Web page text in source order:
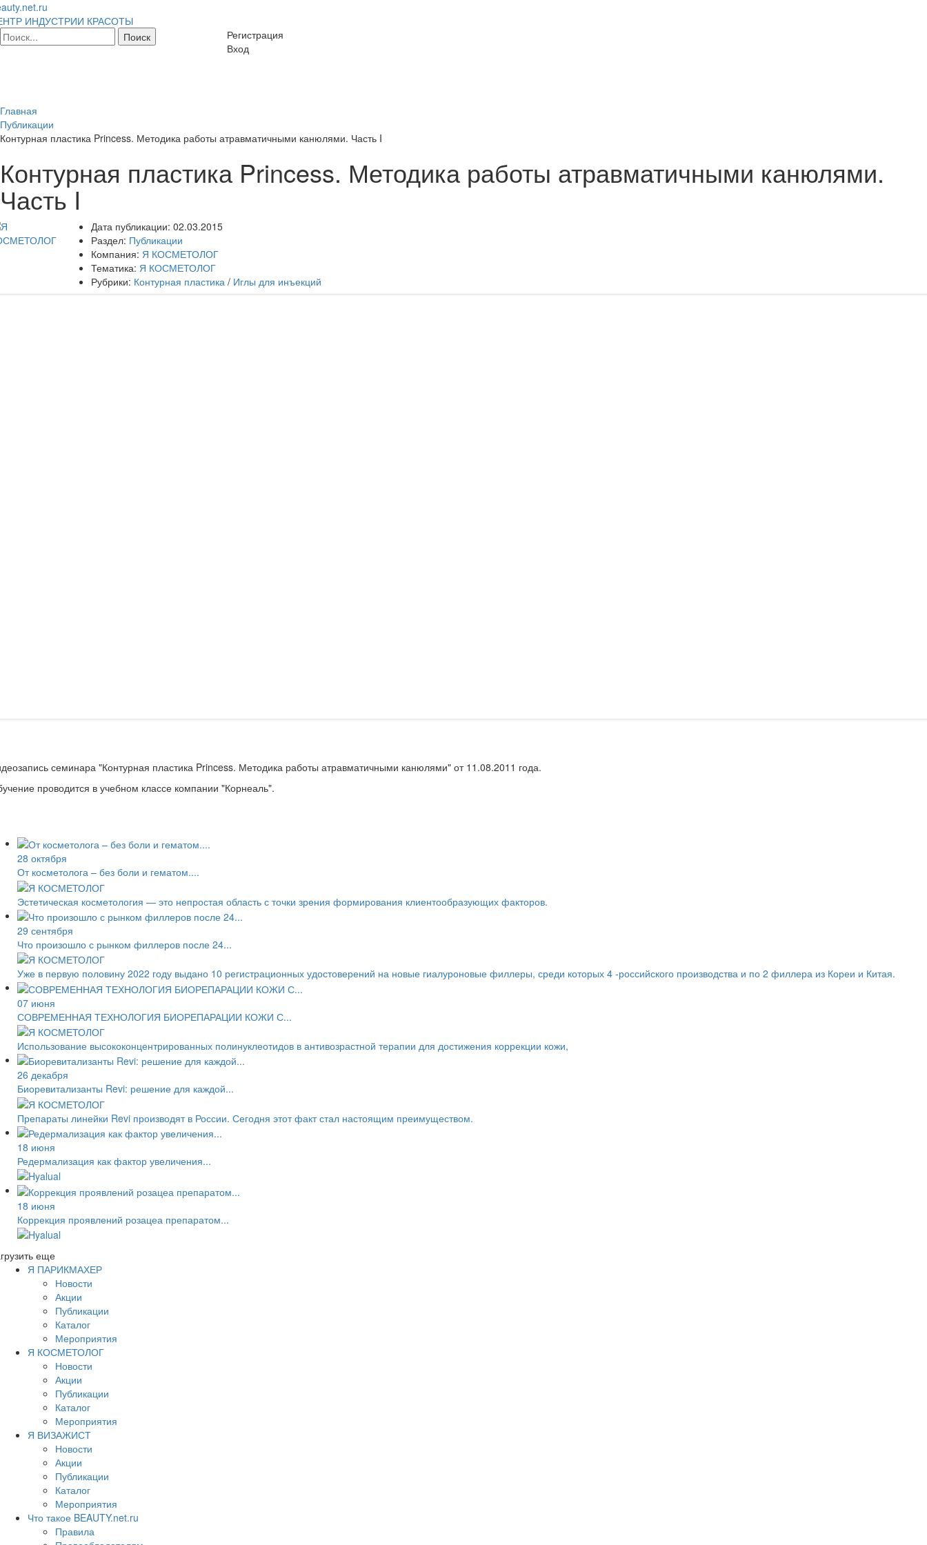
ИНДУСТРИИ КРАСОТЫ
Регистрация
Вход
Главная
Публикации
Контурная пластика Princess. Методика работы атравматичными канюлями. Часть I
Контурная пластика Princess. Методика работы атравматичными канюлями.
Часть I
Дата публикации: 02.03.2015
Раздел: Публикации
Компания: Я КОСМЕТОЛОГ
Тематика: Я КОСМЕТОЛОГ
Рубрики: Контурная пластика / Иглы для инъекций
семинара "Контурная пластика Princess. Методика работы атравматичными канюлями" от 11.08.2011 года.
проводится в учебном классе компании "Корнеаль".
28 октября
От косметолога – без боли и гематом....
Эстетическая косметология — это непростая область с точки зрения формирования клиентообразующих факторов.
29 сентября
Что произошло с рынком филлеров после 24...
Уже в первую половину 2022 году выдано 10 регистрационных удостоверений на новые гиалуроновые филлеры, среди которых 4 -российского производства и по 2 филлера из Кореи и Китая.
07 июня
СОВРЕМЕННАЯ ТЕХНОЛОГИЯ БИОРЕПАРАЦИИ КОЖИ С...
Использование высококонцентрированных полинуклеотидов в антивозрастной терапии для достижения коррекции кожи,
26 декабря
Биоревитализанты Revi: решение для каждой...
Препараты линейки Revi производят в России. Сегодня этот факт стал настоящим преимуществом.
18 июня
Редермализация как фактор увеличения...
18 июня
Коррекция проявлений розацеа препаратом...
еще
Я ПАРИКМАХЕР
Новости
Акции
Публикации
Каталог
Мероприятия
Я КОСМЕТОЛОГ
Новости
Акции
Публикации
Каталог
Мероприятия
Я ВИЗАЖИСТ
Новости
Акции
Публикации
Каталог
Мероприятия
Что такое BEAUTY.net.ru
Правила